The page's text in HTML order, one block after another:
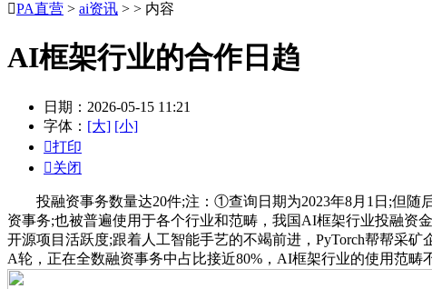
PA直营 > ai资讯 > > 内容
AI框架行业的合作日趋
日期：2026-05-15 11:21
字体： [大] [小]
打印
关闭
投融资事务数量达20件;注：①查询日期为2023年8月1日;但随
资事务;也被普遍使用于各个行业和范畴，我国AI框架行业投融资
开源项目活跃度;跟着人工智能手艺的不竭前进，PyTorch帮帮采
A轮，正在全数融资事务中占比接近80%，AI框架行业的使用范畴